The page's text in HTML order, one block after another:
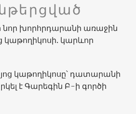
խորհրդարանի առաջին
կաթողիկոսի. կարևոր
կաթողիկոսը՝ դատարանի
է Գարեգին Բ-ի գործի